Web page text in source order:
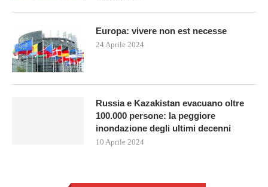
Europa: vivere non est necesse
24 Aprile 2024
Russia e Kazakistan evacuano oltre
100.000 persone: la peggiore
inondazione degli ultimi decenni
10 Aprile 2024